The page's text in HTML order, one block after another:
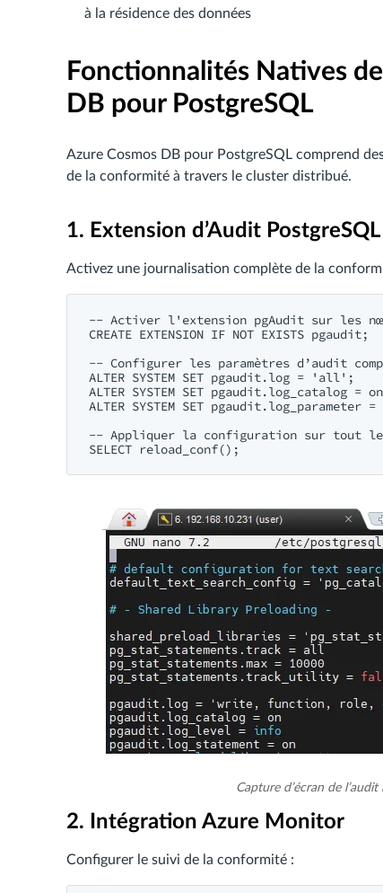
à la résidence des données
Fonctionnalités Natives
DB pour PostgreSQL
Azure Cosmos DB pour PostgreSQL comprend
de la conformité à travers le cluster distribué.
1. Extension d’Audit
Activez une journalisation complète de la
-- Activer l'extension pgAudit sur les
CREATE EXTENSION IF NOT EXISTS pgaudit;
-- Configurer les paramètres d’audit
ALTER SYSTEM SET pgaudit.log = 'all';
ALTER SYSTEM SET pgaudit.log_catalog =
ALTER SYSTEM SET pgaudit.log_parameter =
-- Appliquer la configuration sur tout
Capture d’écran de
2. Intégration Azure Monitor
Configurer le suivi de la conformité :